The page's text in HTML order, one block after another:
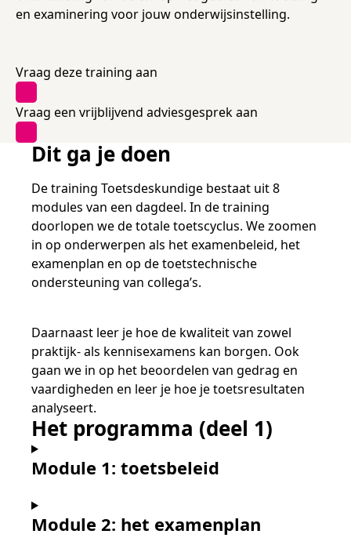
Jaarkalender
Samen bouwen voor het vo
Nieuwsbrief Kijk- en luistertoetsen
Reken- en taalontwikkeling
Op de hoogte blijven
Training Toetsdeskundige
Training Examencommissie
Snel naar
Academische Woordenschattoets
Onze opdrachtgevers
Snel naar
Alfa-toetsen Volwassenenonderwijs
Alfa-toetsen ISK
Vakmanschap Warmtepomp
Vakmanschap Zonnestroom
Kim Hendriks-Cornelissen
Saila Kiriwenno-Dovermann
Peter van den Berg
Wouter Roelofs
Snel naar
Themadossier basisvaardigheden
De leeropbrengst van toetsen
Kennisbank Stichting Cito
Toetstechnische begrippenlijst
Zzp-trainers gezocht
Stageopdrachten
Collega's aan het woord
en examinering voor jouw onderwijsinstelling.
Vraag deze training aan
Vraag een vrijblijvend adviesgesprek aan
Dit ga je doen
De training Toetsdeskundige bestaat uit 8
modules van een dagdeel. In de training
doorlopen we de totale toetscyclus. We zoomen
in op onderwerpen als het examenbeleid, het
examenplan en op de toetstechnische
ondersteuning van collega’s.
Daarnaast leer je hoe de kwaliteit van zowel
praktijk- als kennisexamens kan borgen. Ook
gaan we in op het beoordelen van gedrag en
vaardigheden en leer je hoe je toetsresultaten
analyseert.
Het programma (deel 1)
Module 1: toetsbeleid
Module 2: het examenplan